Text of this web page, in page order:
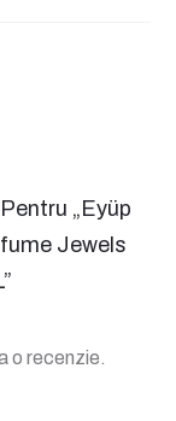
„Eyüp
Jewels
o recenzie.